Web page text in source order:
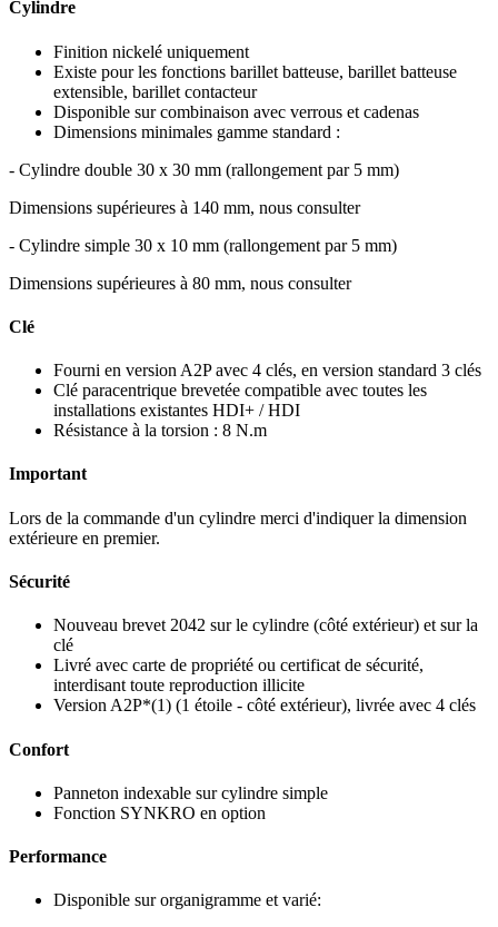
Cylindre
Finition nickelé uniquement
Existe pour les fonctions barillet batteuse, barillet batteuse
extensible, barillet contacteur
Disponible sur combinaison avec verrous et cadenas
Dimensions minimales gamme standard :
- Cylindre double 30 x 30 mm (rallongement par 5 mm)
Dimensions supérieures à 140 mm, nous consulter
- Cylindre simple 30 x 10 mm (rallongement par 5 mm)
Dimensions supérieures à 80 mm, nous consulter
Clé
Fourni en version A2P avec 4 clés, en version standard 3 clés
Clé paracentrique brevetée compatible avec toutes les
installations existantes HDI+ / HDI
Résistance à la torsion : 8 N.m
Important
Lors de la commande d'un cylindre merci d'indiquer la dimension
extérieure en premier.
Sécurité
Nouveau brevet 2042 sur le cylindre (côté extérieur) et sur la
clé
Livré avec carte de propriété ou certificat de sécurité,
interdisant toute reproduction illicite
Version A2P*(1) (1 étoile - côté extérieur), livrée avec 4 clés
Confort
Panneton indexable sur cylindre simple
Fonction SYNKRO en option
Performance
Disponible sur organigramme et varié: